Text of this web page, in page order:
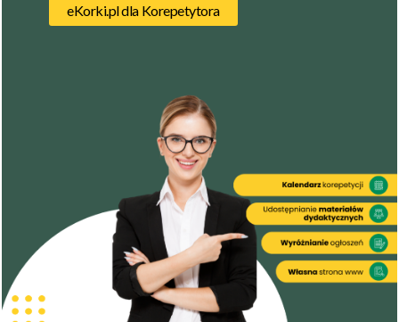
eKorki.pl dla Korepetytora